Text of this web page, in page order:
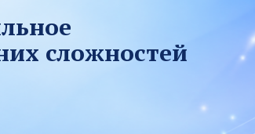
сложностей